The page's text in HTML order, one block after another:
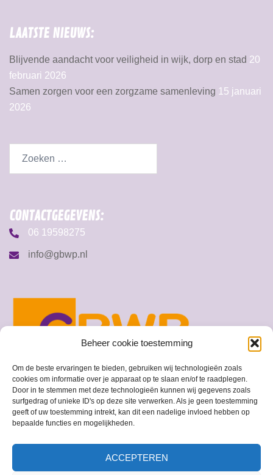
Beheer cookie toestemming
Om de beste ervaringen te bieden, gebruiken wij technologieën zoals
cookies om informatie over je apparaat op te slaan en/of te raadplegen.
Door in te stemmen met deze technologieën kunnen wij gegevens zoals
surfgedrag of unieke ID's op deze site verwerken. Als je geen toestemming
geeft of uw toestemming intrekt, kan dit een nadelige invloed hebben op
bepaalde functies en mogelijkheden.
ACCEPTEREN
LAATSTE NIEUWS:
Blijvende aandacht voor veiligheid in wijk, dorp en stad 20
februari 2026
Samen zorgen voor een zorgzame samenleving 15 januari
2026
CONTACTGEGEVENS:
06 19598275
info@gbwp.nl
© 2026 GBWP